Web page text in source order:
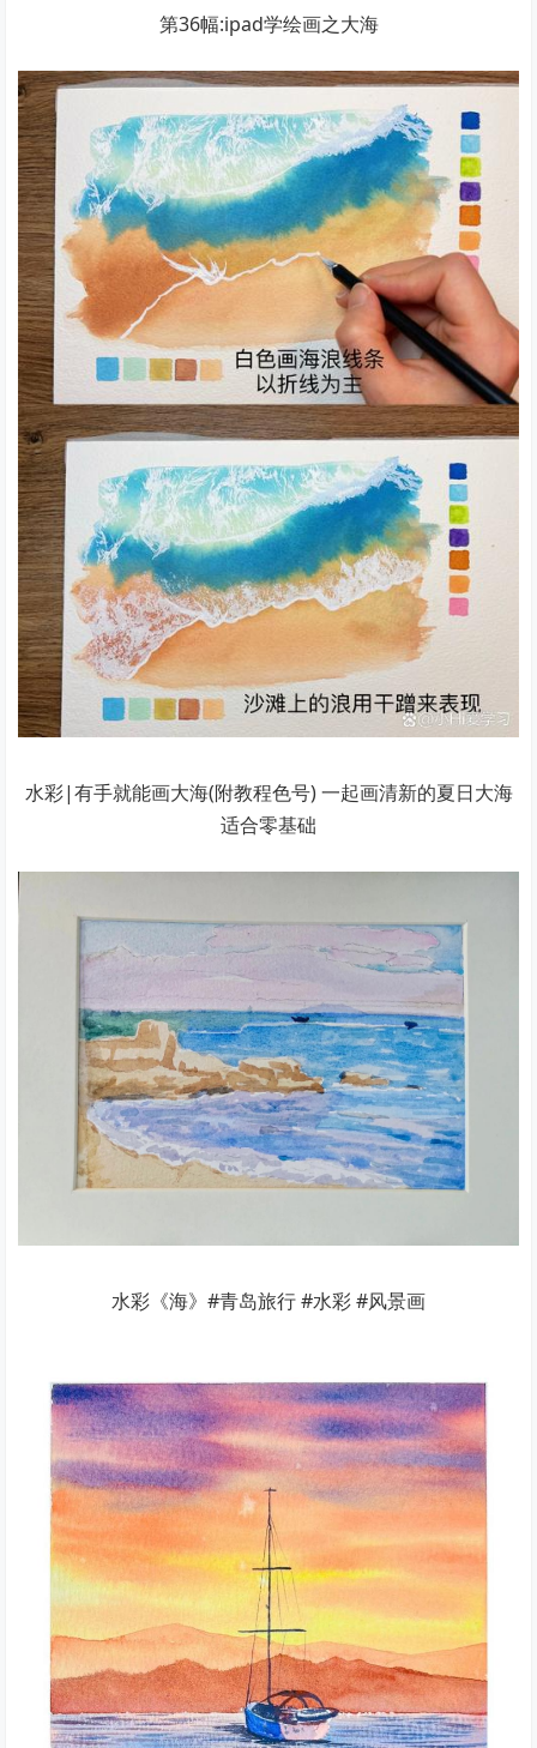
第36幅:ipad学绘画之大海
水彩|有手就能画大海(附教程色号) 一起画清新的夏日大海
适合零基础
水彩《海》#青岛旅行 #水彩 #风景画